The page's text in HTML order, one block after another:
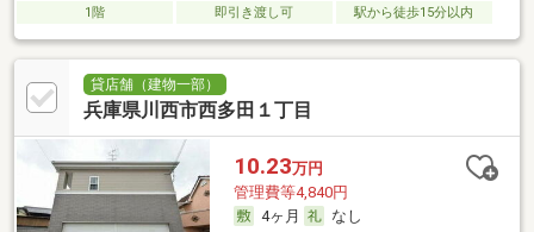
1階 即引き渡し可 駅から徒歩15分以内
貸店舗（建物一部）
兵庫県川西市西多田１丁目
10.23万円
管理費等4,840円
4ヶ月
なし